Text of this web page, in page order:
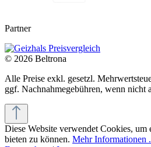
Partner
© 2026 Beltrona
Alle Preise exkl. gesetzl.
ggf. Nachnahmegebühren, wenn nicht
Diese Website verwendet Cookies,
bieten zu können. Mehr Informationen